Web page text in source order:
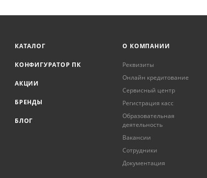
КАТАЛОГ
КОНФИГУРАТОР ПК
АКЦИИ
БРЕНДЫ
БЛОГ
О КОМПАНИИ
Реквизиты
Онлайн кредитование
Сервисный центр
Регистрация касс
Образовательная
деятельность
Вакансии
Сотрудники
Документация